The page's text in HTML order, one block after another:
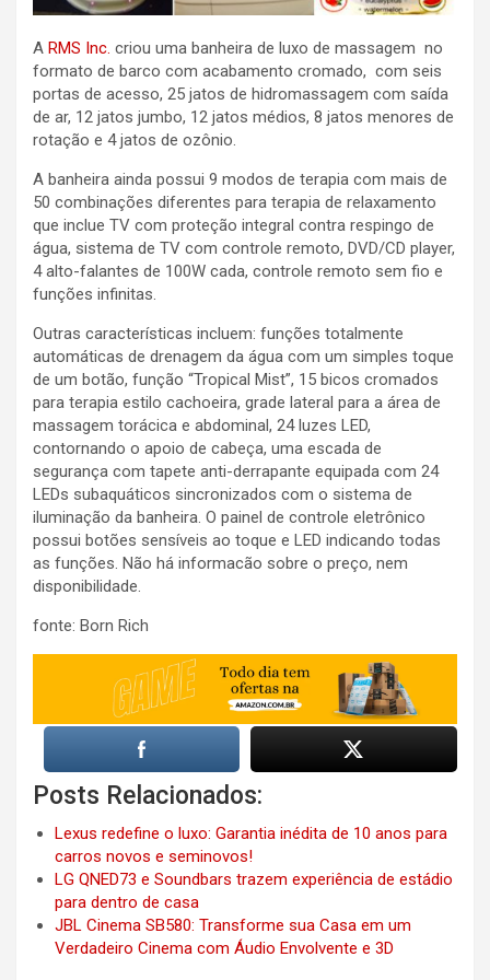
A RMS Inc. criou uma banheira de luxo de massagem no
formato de barco com acabamento cromado, com seis
portas de acesso, 25 jatos de hidromassagem com saída
de ar, 12 jatos jumbo, 12 jatos médios, 8 jatos menores de
rotação e 4 jatos de ozônio.
A banheira ainda possui 9 modos de terapia com mais de
50 combinações diferentes para terapia de relaxamento
que inclue TV com proteção integral contra respingo de
água, sistema de TV com controle remoto, DVD/CD player,
4 alto-falantes de 100W cada, controle remoto sem fio e
funções infinitas.
Outras características incluem: funções totalmente
automáticas de drenagem da água com um simples toque
de um botão, função “Tropical Mist”, 15 bicos cromados
para terapia estilo cachoeira, grade lateral para a área de
massagem torácica e abdominal, 24 luzes LED,
contornando o apoio de cabeça, uma escada de
segurança com tapete anti-derrapante equipada com 24
LEDs subaquáticos sincronizados com o sistema de
iluminação da banheira. O painel de controle eletrônico
possui botões sensíveis ao toque e LED indicando todas
as funções. Não há informacão sobre o preço, nem
disponibilidade.
fonte: Born Rich
Posts Relacionados:
Lexus redefine o luxo: Garantia inédita de 10 anos para
carros novos e seminovos!
LG QNED73 e Soundbars trazem experiência de estádio
para dentro de casa
JBL Cinema SB580: Transforme sua Casa em um
Verdadeiro Cinema com Áudio Envolvente e 3D